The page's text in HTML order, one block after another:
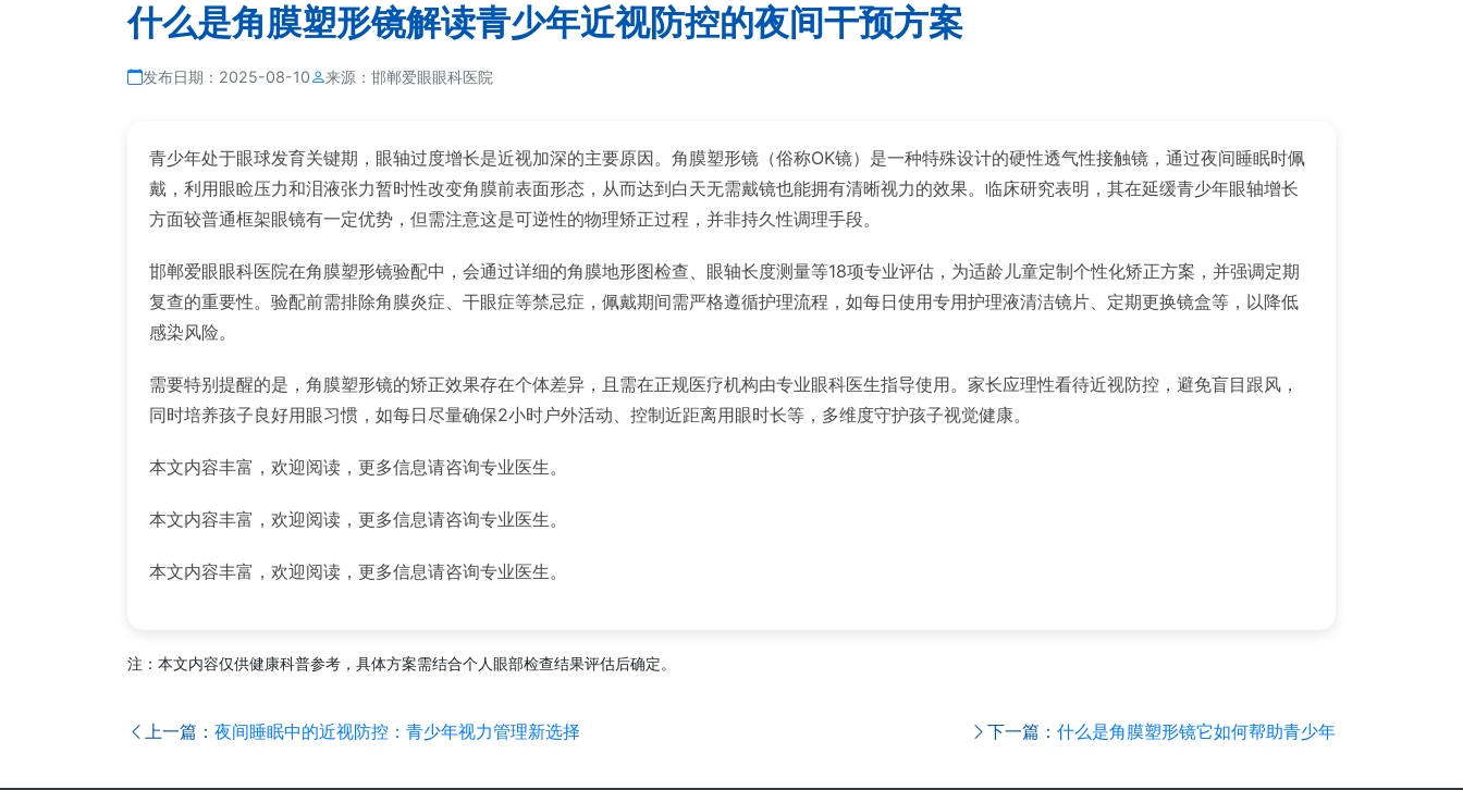
什么是角膜塑形镜解读青少年近视防控的夜间干预方案
发布日期： 2025-08-10 来源： 邯郸爱眼眼科医院
青少年处于眼球发育关键期，眼轴过度增长是近视加深的主要原因。角膜塑形镜（俗称OK镜）是一种特殊设计的硬性透气性接触镜，通过夜间睡眠时佩
戴，利用眼睑压力和泪液张力暂时性改变角膜前表面形态，从而达到白天无需戴镜也能拥有清晰视力的效果。临床研究表明，其在延缓青少年眼轴增长
方面较普通框架眼镜有一定优势，但需注意这是可逆性的物理矫正过程，并非持久性调理手段。
邯郸爱眼眼科医院在角膜塑形镜验配中，会通过详细的角膜地形图检查、眼轴长度测量等18项专业评估，为适龄儿童定制个性化矫正方案，并强调定期
复查的重要性。验配前需排除角膜炎症、干眼症等禁忌症，佩戴期间需严格遵循护理流程，如每日使用专用护理液清洁镜片、定期更换镜盒等，以降低
感染风险。
需要特别提醒的是，角膜塑形镜的矫正效果存在个体差异，且需在正规医疗机构由专业眼科医生指导使用。家长应理性看待近视防控，避免盲目跟风，
同时培养孩子良好用眼习惯，如每日尽量确保2小时户外活动、控制近距离用眼时长等，多维度守护孩子视觉健康。
本文内容丰富，欢迎阅读，更多信息请咨询专业医生。
本文内容丰富，欢迎阅读，更多信息请咨询专业医生。
本文内容丰富，欢迎阅读，更多信息请咨询专业医生。
注：本文内容仅供健康科普参考，具体方案需结合个人眼部检查结果评估后确定。
上一篇： 夜间睡眠中的近视防控：青少年视力管理新选择 下一篇： 什么是角膜塑形镜它如何帮助青少年